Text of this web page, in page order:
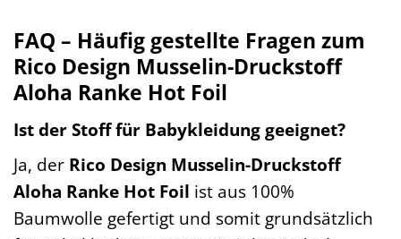
FAQ – Häufig gestellte Fragen zum
Rico Design Musselin-Druckstoff
Aloha Ranke Hot Foil
Ist der Stoff für Babykleidung geeignet?
Ja, der Rico Design Musselin-Druckstoff
Aloha Ranke Hot Foil ist aus 100%
Baumwolle gefertigt und somit grundsätzlich